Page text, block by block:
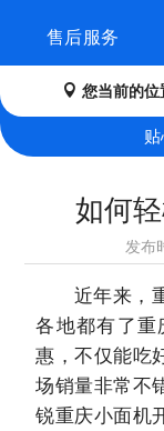
售后服务
您当前的位
如何
发布
近年来，重
各地都有了重
惠，不仅能吃
场销量非常不
锐重庆小面机